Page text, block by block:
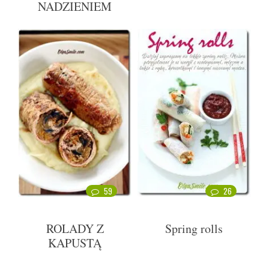
NADZIENIEM
59
ROLADY Z
KAPUSTĄ
26
Spring rolls